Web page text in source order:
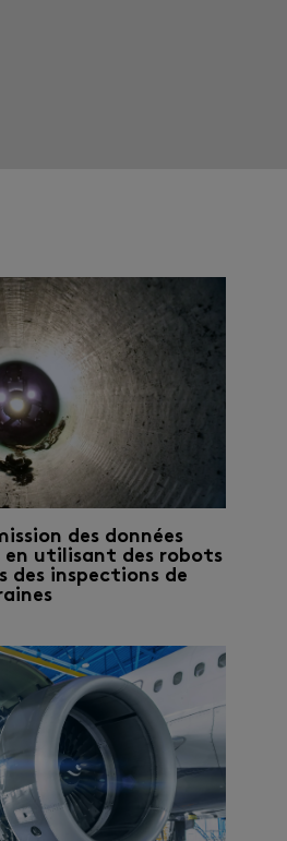
des données
utilisant des robots
des inspections de